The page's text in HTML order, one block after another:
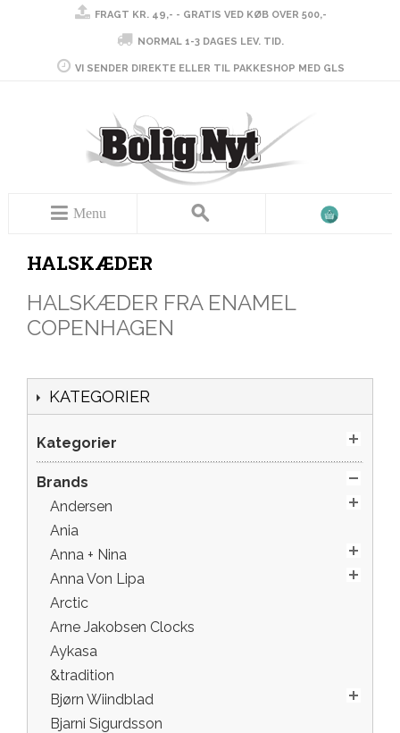
FRAGT KR. 49,- - GRATIS VED KØB OVER 500,-
NORMAL 1-3 DAGES LEV. TID.
VI SENDER DIREKTE ELLER TIL PAKKESHOP MED GLS
Menu
HALSKÆDER
HALSKÆDER FRA ENAMEL
COPENHAGEN
KATEGORIER
Kategorier
Brands
Andersen
Ania
Anna + Nina
Anna Von Lipa
Arctic
Arne Jakobsen Clocks
Aykasa
&tradition
Bjørn Wiindblad
Bjarni Sigurdsson